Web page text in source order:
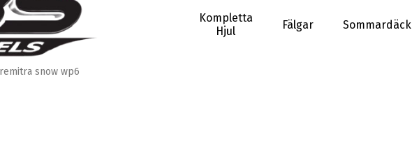
Kompletta
Hjul
Fälgar Sommardäck
snow wp6